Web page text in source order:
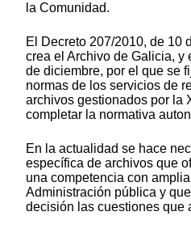
la Comunidad.
El Decreto 207/2010, de 10
crea el Archivo de Galicia, y
de diciembre, por el que se
normas de los servicios de
archivos gestionados por la
completar la normativa
En la actualidad se hace
específica de archivos que
una competencia con
Administración pública y
decisión las cuestiones que